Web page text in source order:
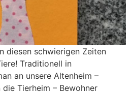
diesen schwierigen Zeiten
Traditionell in
an unsere Altenheim –
Tierheim – Bewohner